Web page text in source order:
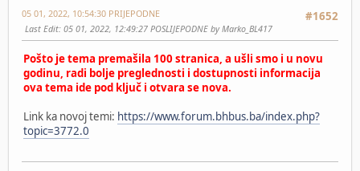
#1652
05 01, 2022, 10:54:30 PRIJEPODNE
Last Edit: 05 01, 2022, 12:49:27 POSLIJEPODNE by Marko_BL417
Pošto je tema premašila 100 stranica, a ušli smo i u novu
godinu, radi bolje preglednosti i dostupnosti informacija
ova tema ide pod ključ i otvara se nova.
Link ka novoj temi: https://www.forum.bhbus.ba/index.php?
topic=3772.0